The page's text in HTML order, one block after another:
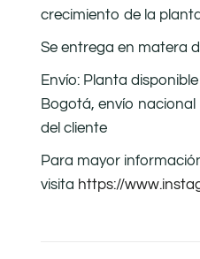
crecimiento de la
Se entrega en matera
Envío: Planta
Bogotá, envío
del cliente
Para mayor
visita https://